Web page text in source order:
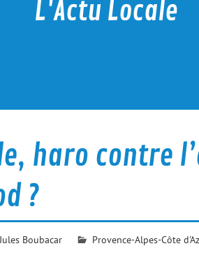
L'Actu Locale
haro contre
?
Jules Boubacar Provence-Alpes-Côte